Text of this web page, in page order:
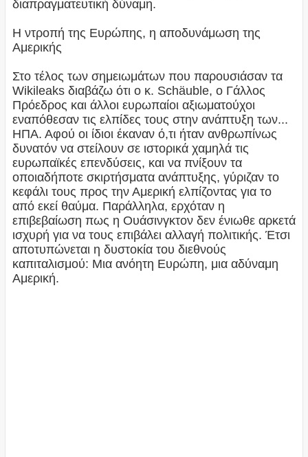
διαπραγματευτική δύναμη.
Η ντροπή της Ευρώπης, η αποδυνάμωση της
Αμερικής
Στο τέλος των σημειωμάτων που παρουσιάσαν τα
Wikileaks διαβάζω ότι ο κ. Schäuble, ο Γάλλος
Πρόεδρος και άλλοι ευρωπαίοι αξιωματούχοι
εναπόθεσαν τις ελπίδες τους στην ανάπτυξη των...
ΗΠΑ. Αφού οι ίδιοι έκαναν ό,τι ήταν ανθρωπίνως
δυνατόν να στείλουν σε ιστορικά χαμηλά τις
ευρωπαϊκές επενδύσεις, και να πνίξουν τα
οποιαδήποτε σκιρτήσματα ανάπτυξης, γύριζαν το
κεφάλι τους προς την Αμερική ελπίζοντας για το
από εκεί θαύμα. Παράλληλα, ερχόταν η
επιβεβαίωση πως η Ουάσινγκτον δεν ένιωθε αρκετά
ισχυρή για να τους επιβάλει αλλαγή πολιτικής. Έτσι
αποτυπώνεται η δυστοκία του διεθνούς
καπιταλισμού: Μια ανόητη Ευρώπη, μια αδύναμη
Αμερική.